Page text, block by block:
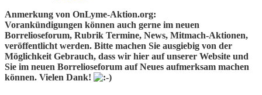
Anmerkung von OnLyme-Aktion.org:
Vorankündigungen können auch gerne im neuen
Borrelioseforum, Rubrik Termine, News, Mitmach-Aktionen,
veröffentlicht werden. Bitte machen Sie ausgiebig von der
Möglichkeit Gebrauch, dass wir hier auf unserer Website und
Sie im neuen Borrelioseforum auf Neues aufmerksam machen
können. Vielen Dank!